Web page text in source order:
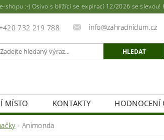
:-) Osivo s blížící se expirací 12/2026 se slevou!
732 219 788 info@zahradnidum.cz
MÍSTO KONTAKTY HODNOCENÍ
Animonda